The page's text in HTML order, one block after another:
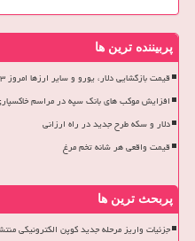
پربیننده ترین ها
قیمت بازگشایی دلار، یورو و سایر ارزها امروز ۱۳ خرداد ۱۴۰۵ بهمراه جدول
افزایش موکب های بانک سپه در مراسم خاکسپاری
دلار و سکه طرح جدید در راه ارزانی
قیمت واقعی هر شانه تخم مرغ
پربحث ترین ها
جزئیات واریز مرحله جدید کوپن الکترونیکی